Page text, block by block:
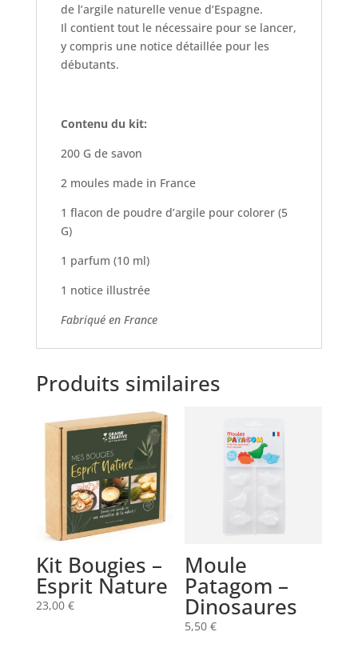
de l’argile naturelle venue d’Espagne.
Il contient tout le nécessaire pour se lancer,
y compris une notice détaillée pour les
débutants.
Contenu du kit:
200 G de savon
2 moules made in France
1 flacon de poudre d’argile pour colorer (5
G)
1 parfum (10 ml)
1 notice illustrée
Fabriqué en France
Produits similaires
Kit Bougies –
Esprit Nature
23,00 €
Moule
Patagom –
Dinosaures
5,50€